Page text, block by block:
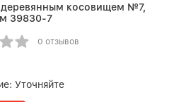
деревянным косовищем №7,
39830-7
0 отзывов
Уточняйте